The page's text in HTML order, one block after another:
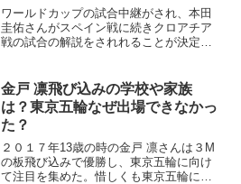
ワールドカップの試合中継がされ、本田
圭佑さんがスペイン戦に続きクロアチア
戦の試合の解説をされれることが決定し
ので「あれ？怪我したのかな？」と疑問
に思いましたが、さすが大...
金戸 凛飛び込みの学校や家族
は？東京五輪なぜ出場できなかっ
た？
２０１７年13歳の時の金戸 凛さんは３M
の板飛び込みで優勝し、東京五輪に向け
て注目を集めた。惜しくも東京五輪に親